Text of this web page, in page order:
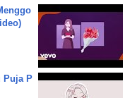
Puja P